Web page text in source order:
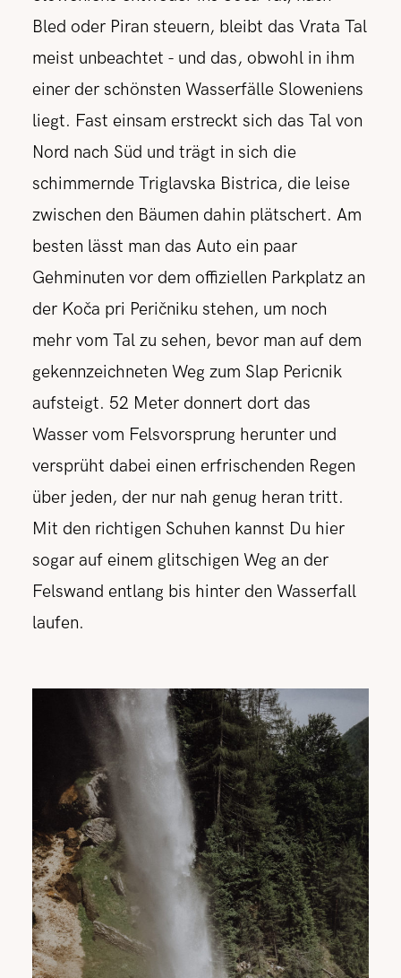
Bled oder Piran steuern, bleibt das Vrata Tal
meist unbeachtet - und das, obwohl in ihm
einer der schönsten Wasserfälle Sloweniens
liegt. Fast einsam erstreckt sich das Tal von
Nord nach Süd und trägt in sich die
schimmernde Triglavska Bistrica, die leise
zwischen den Bäumen dahin plätschert. Am
besten lässt man das Auto ein paar
Gehminuten vor dem offiziellen Parkplatz an
der Koča pri Peričniku stehen, um noch
mehr vom Tal zu sehen, bevor man auf dem
gekennzeichneten Weg zum Slap Pericnik
aufsteigt. 52 Meter donnert dort das
Wasser vom Felsvorsprung herunter und
versprüht dabei einen erfrischenden Regen
über jeden, der nur nah genug heran tritt.
Mit den richtigen Schuhen kannst Du hier
sogar auf einem glitschigen Weg an der
Felswand entlang bis hinter den Wasserfall
laufen.